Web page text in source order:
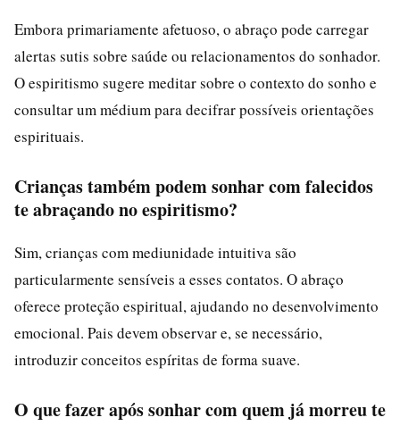
Embora primariamente afetuoso, o abraço pode carregar
alertas sutis sobre saúde ou relacionamentos do sonhador.
O espiritismo sugere meditar sobre o contexto do sonho e
consultar um médium para decifrar possíveis orientações
espirituais.
Crianças também podem sonhar com falecidos
te abraçando no espiritismo?
Sim, crianças com mediunidade intuitiva são
particularmente sensíveis a esses contatos. O abraço
oferece proteção espiritual, ajudando no desenvolvimento
emocional. Pais devem observar e, se necessário,
introduzir conceitos espíritas de forma suave.
O que fazer após sonhar com quem já morreu te